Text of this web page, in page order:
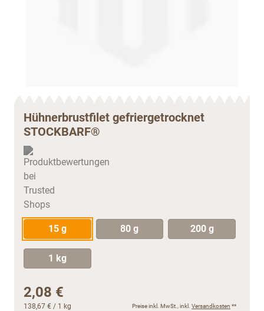
Hühnerbrustfilet gefriergetrocknet
STOCKBARF®
15 g 80 g 200 g
1 kg
2,08 €
138,67 € / 1 kg Preise inkl. MwSt., inkl. Versandkosten **